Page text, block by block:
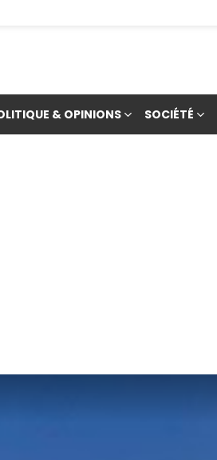
& OPINIONS SOCIÉTÉ